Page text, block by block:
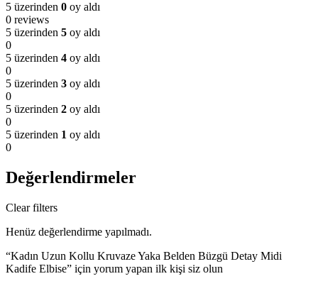
5 üzerinden 0 oy aldı
0 reviews
5 üzerinden 5 oy aldı
0
5 üzerinden 4 oy aldı
0
5 üzerinden 3 oy aldı
0
5 üzerinden 2 oy aldı
0
5 üzerinden 1 oy aldı
0
Değerlendirmeler
Clear filters
Henüz değerlendirme yapılmadı.
“Kadın Uzun Kollu Kruvaze Yaka Belden Büzgü Detay Midi
Kadife Elbise” için yorum yapan ilk kişi siz olun